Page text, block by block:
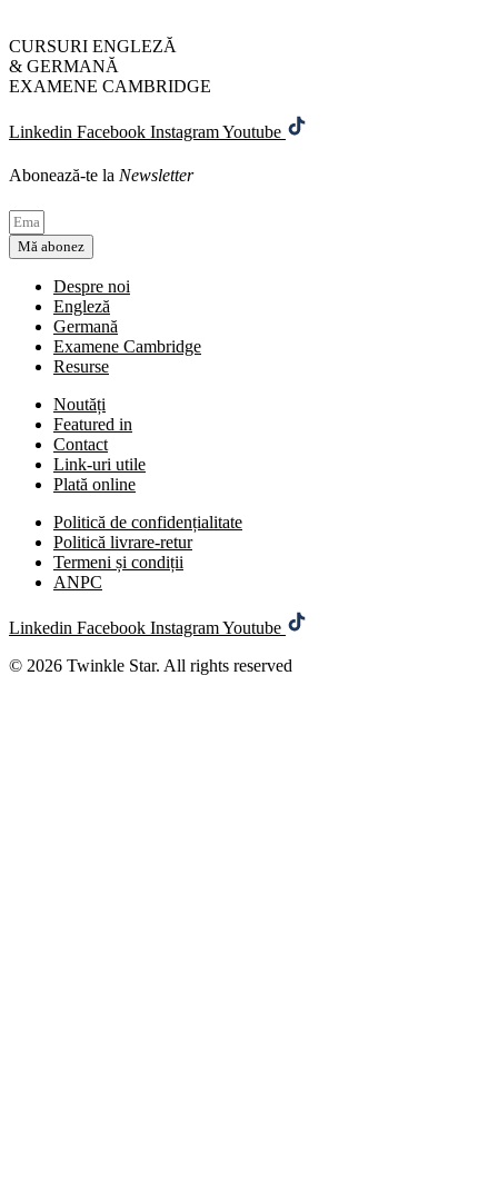
CURSURI ENGLEZĂ
& GERMANĂ
EXAMENE CAMBRIDGE
Linkedin Facebook InstagramYoutube
Abonează-te la Newsletter
Mă abonez
Despre noi
Engleză
Germană
Examene Cambridge
Resurse
Noutăți
Featured in
Contact
Link-uri utile
Plată online
Politică de confidențialitate
Politică livrare-retur
Termeni și condiții
ANPC
Linkedin Facebook InstagramYoutube
© 2026 Twinkle Star. All rights reserved